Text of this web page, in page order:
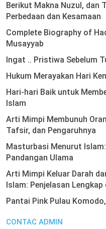
Berikut Makna Nuzul, dan
Perbedaan dan Kesamaan
Complete Biography of
Musayyab
Ingat .. Pristiwa Sebelum
Hukum Merayakan Hari
Hari-hari Baik untuk
Islam
Arti Mimpi Membunuh
Tafsir, dan Pengaruhnya
Masturbasi Menurut
Pandangan Ulama
Arti Mimpi Keluar Darah
Islam: Penjelasan Lengkap
Pantai Pink Pulau
CONTAC ADMIN